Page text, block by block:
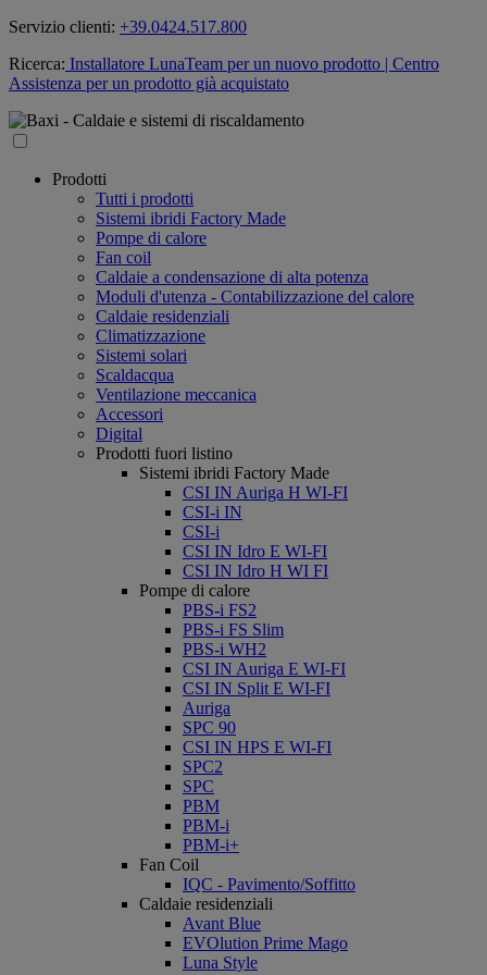
Servizio clienti: +39.0424.517.800
Ricerca: Installatore LunaTeam per un nuovo prodotto | Centro
Assistenza per un prodotto già acquistato
Prodotti
Tutti i prodotti
Sistemi ibridi Factory Made
Pompe di calore
Fan coil
Caldaie a condensazione di alta potenza
Moduli d'utenza - Contabilizzazione del calore
Caldaie residenziali
Climatizzazione
Sistemi solari
Scaldacqua
Ventilazione meccanica
Accessori
Digital
Prodotti fuori listino
Sistemi ibridi Factory Made
CSI IN Auriga H WI-FI
CSI-i IN
CSI-i
CSI IN Idro E WI-FI
CSI IN Idro H WI FI
Pompe di calore
PBS-i FS2
PBS-i FS Slim
PBS-i WH2
CSI IN Auriga E WI-FI
CSI IN Split E WI-FI
Auriga
SPC 90
CSI IN HPS E WI-FI
SPC2
SPC
PBM
PBM-i
PBM-i+
Fan Coil
IQC - Pavimento/Soffitto
Caldaie residenziali
Avant Blue
EVOlution Prime Mago
Luna Style